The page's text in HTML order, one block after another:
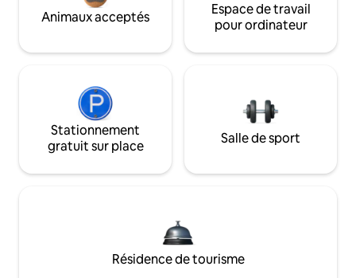
Animaux acceptés
Espace de travail
pour ordinateur
Stationnement
gratuit sur place
Salle de sport
Résidence de tourisme